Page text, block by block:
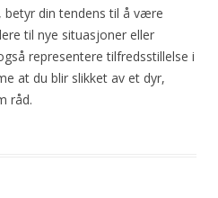
betyr din tendens til å være
til nye situasjoner eller
representere tilfredsstillelse i
at du blir slikket av et dyr,
råd.